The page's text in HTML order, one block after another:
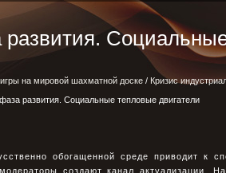
развития.
на мировой шахматной доске / Кризис
развития. Социальные тепловые двигатели
обогащенной среде приводит к
создают канал актуализации.